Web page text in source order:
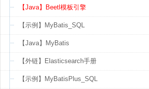
【Java】Beetl模板引擎
【示例】MyBatis_SQL
【Java】MyBatis
【外链】Elasticsearch手册
【示例】MyBatisPlus_SQL